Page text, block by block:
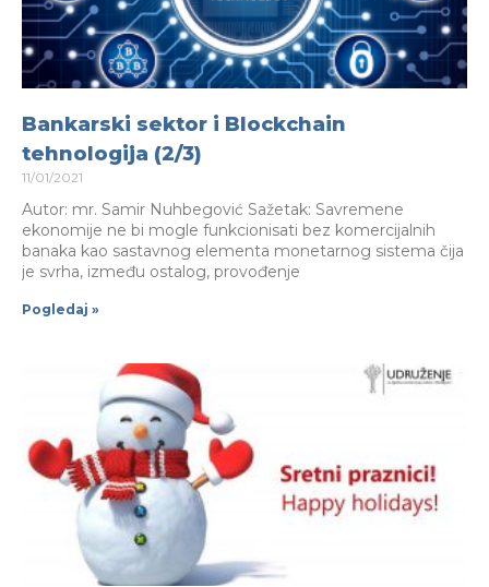
Bankarski sektor i Blockchain
tehnologija (2/3)
11/01/2021
Autor: mr. Samir Nuhbegović Sažetak: Savremene
ekonomije ne bi mogle funkcionisati bez komercijalnih
banaka kao sastavnog elementa monetarnog sistema čija
je svrha, između ostalog, provođenje
Pogledaj »